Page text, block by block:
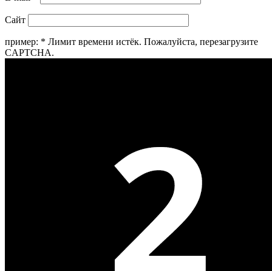
Сайт
пример: * Лимит времени истёк. Пожалуйста, перезагрузите
CAPTCHA.